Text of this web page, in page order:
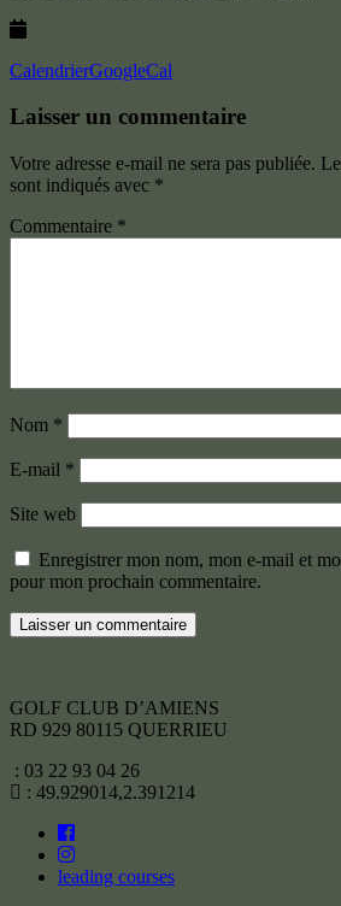
CalendrierGoogleCal
Laisser un commentaire
Votre adresse e-mail ne sera pas publiée.
sont indiqués avec *
Commentaire *
Nom *
E-mail *
Site web
Enregistrer mon nom, mon e-mail et
pour mon prochain commentaire.
GOLF CLUB D’AMIENS
RD 929 80115 QUERRIEU
: 03 22 93 04 26
: 49.929014,2.391214
leading courses